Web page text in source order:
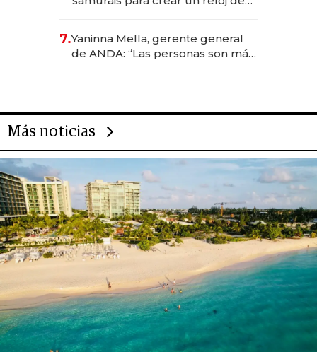
7.Yaninna Mella, gerente general
de ANDA: “Las personas son más
Más noticias